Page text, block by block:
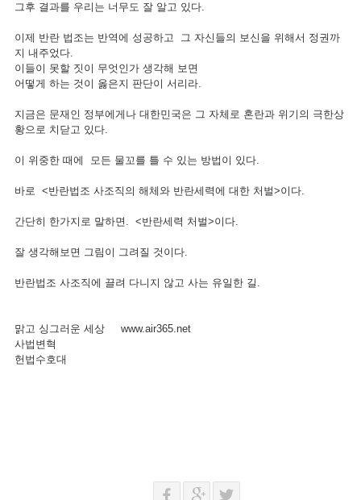
그후 결과를 우리는 너무도 잘 알고 있다.
이제 반란 법조는 반역에 성공하고 그 자신들의 보신을 위해서 정권까
지 내주었다.
이들이 못할 짓이 무엇인가 생각해 보면
어떻게 하는 것이 옳은지 판단이 서리라.
지금은 문재인 정부에게나 대한민국은 그 자체로 혼란과 위기의 극한상
황으로 치닫고 있다.
이 위중한 때에 모든 물꼬를 틀 수 있는 방법이 있다.
바로 <반란법조 사조직의 해체와 반란세력에 대한 처벌>이다.
간단히 한가지로 말하면. <반란세력 처벌>이다.
잘 생각해보면 그림이 그려질 것이다.
반란법조 사조직에 끌려 다니지 않고 사는 유일한 길.
맑고 싱그러운 세상 www.air365.net
사법변혁
헌법수호대